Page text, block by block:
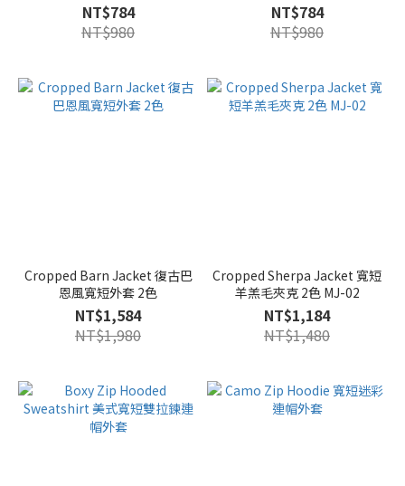
NT$784
NT$980
NT$784
NT$980
Cropped Barn Jacket 復古巴
恩風寬短外套 2色
NT$1,584
NT$1,980
Cropped Sherpa Jacket 寬短
羊羔毛夾克 2色 MJ-02
NT$1,184
NT$1,480